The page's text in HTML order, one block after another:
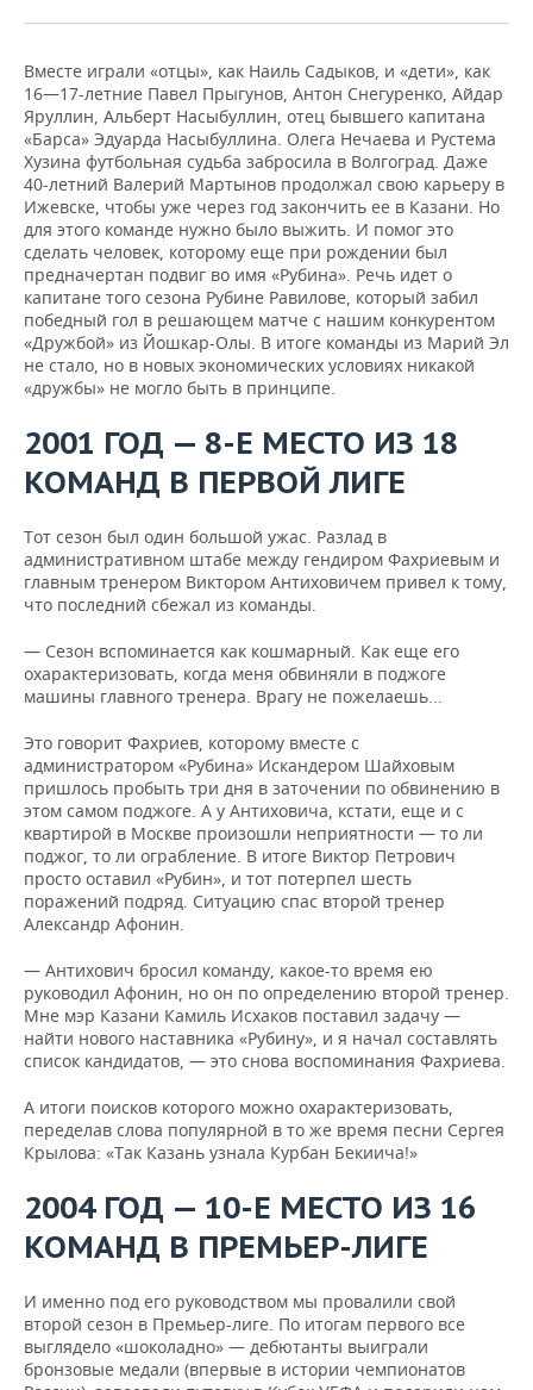
Вместе играли «отцы», как Наиль Садыков, и «дети», как
16—17-летние Павел Прыгунов, Антон Снегуренко, Айдар
Яруллин, Альберт Насыбуллин, отец бывшего капитана
«Барса» Эдуарда Насыбуллина. Олега Нечаева и Рустема
Хузина футбольная судьба забросила в Волгоград. Даже
40-летний Валерий Мартынов продолжал свою карьеру в
Ижевске, чтобы уже через год закончить ее в Казани. Но
для этого команде нужно было выжить. И помог это
сделать человек, которому еще при рождении был
предначертан подвиг во имя «Рубина». Речь идет о
капитане того сезона Рубине Равилове, который забил
победный гол в решающем матче с нашим конкурентом
«Дружбой» из Йошкар-Олы. В итоге команды из Марий Эл
не стало, но в новых экономических условиях никакой
«дружбы» не могло быть в принципе.
2001 ГОД — 8-Е МЕСТО ИЗ 18
КОМАНД В ПЕРВОЙ ЛИГЕ
Тот сезон был один большой ужас. Разлад в
административном штабе между гендиром Фахриевым и
главным тренером Виктором Антиховичем привел к тому,
что последний сбежал из команды.
— Сезон вспоминается как кошмарный. Как еще его
охарактеризовать, когда меня обвиняли в поджоге
машины главного тренера. Врагу не пожелаешь...
Это говорит Фахриев, которому вместе с
администратором «Рубина» Искандером Шайховым
пришлось пробыть три дня в заточении по обвинению в
этом самом поджоге. А у Антиховича, кстати, еще и с
квартирой в Москве произошли неприятности — то ли
поджог, то ли ограбление. В итоге Виктор Петрович
просто оставил «Рубин», и тот потерпел шесть
поражений подряд. Ситуацию спас второй тренер
Александр Афонин.
— Антихович бросил команду, какое-то время ею
руководил Афонин, но он по определению второй тренер.
Мне мэр Казани Камиль Исхаков поставил задачу —
найти нового наставника «Рубину», и я начал составлять
список кандидатов, — это снова воспоминания Фахриева.
А итоги поисков которого можно охарактеризовать,
переделав слова популярной в то же время песни Сергея
Крылова: «Так Казань узнала Курбан Бекиича!»
2004 ГОД — 10-Е МЕСТО ИЗ 16
КОМАНД В ПРЕМЬЕР-ЛИГЕ
И именно под его руководством мы провалили свой
второй сезон в Премьер-лиге. По итогам первого все
выглядело «шоколадно» — дебютанты выиграли
бронзовые медали (впервые в истории чемпионатов